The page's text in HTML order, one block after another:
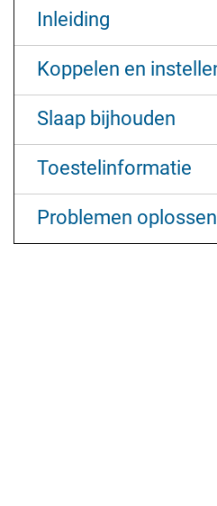
Inleiding
Koppelen en
Slaap bijhouden
Toestelinformatie
Problemen oplossen